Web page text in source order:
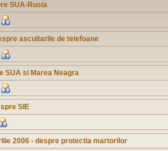
SUA-Rusia
ascultarile de telefoane
SUA si Marea Neagra
SIE
2006 - despre protectia martorilor